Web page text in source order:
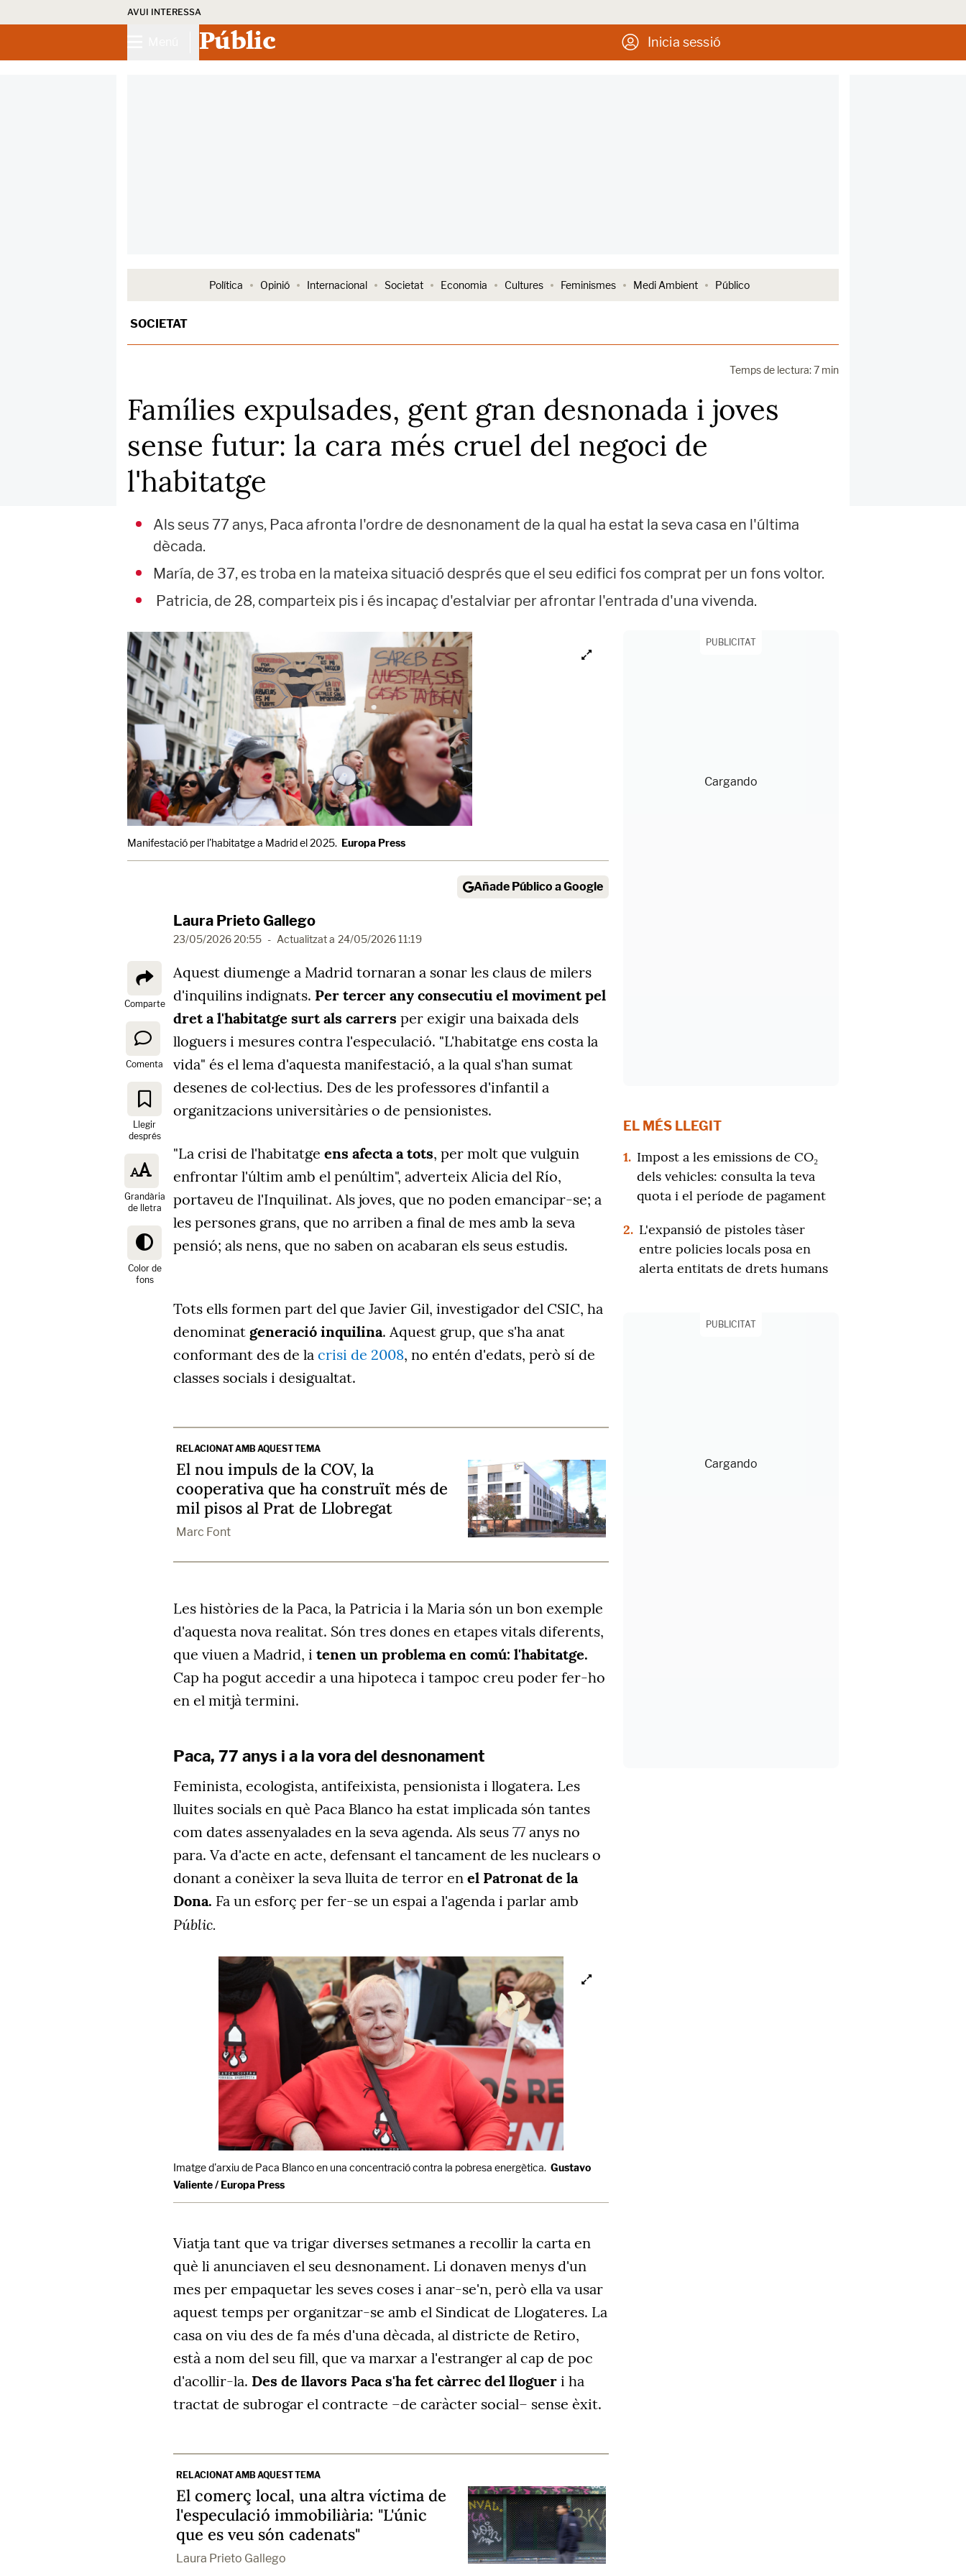
AVUI INTERESSA
Públic Inicia sessió
Política Opinió Internacional Societat Economia Cultures Feminismes Medi Ambient Público
SOCIETAT
Temps de lectura: 7 min
Famílies expulsades, gent gran desnonada i joves
sense futur: la cara més cruel del negoci de
l'habitatge
Als seus 77 anys, Paca afronta l'ordre de desnonament de la qual ha estat la seva casa en l'última
dècada.
María, de 37, es troba en la mateixa situació després que el seu edifici fos comprat per un fons voltor.
Patricia, de 28, comparteix pis i és incapaç d'estalviar per afrontar l'entrada d'una vivenda.
Manifestació per l'habitatge a Madrid el 2025. Europa Press
Añade Público a Google
Laura Prieto Gallego
23/05/2026 20:55 - Actualitzat a 24/05/2026 11:19
Comparte
Comenta
Llegir
després
Grandària
de lletra
Color de
fons
Aquest diumenge a Madrid tornaran a sonar les claus de milers
d'inquilins indignats. Per tercer any consecutiu el moviment pel
dret a l'habitatge surt als carrers per exigir una baixada dels
lloguers i mesures contra l'especulació. "L'habitatge ens costa la
vida" és el lema d'aquesta manifestació, a la qual s'han sumat
desenes de col·lectius. Des de les professores d'infantil a
organitzacions universitàries o de pensionistes.
"La crisi de l'habitatge ens afecta a tots, per molt que vulguin
enfrontar l'últim amb el penúltim", adverteix Alicia del Río,
portaveu de l'Inquilinat. Als joves, que no poden emancipar-se; a
les persones grans, que no arriben a final de mes amb la seva
pensió; als nens, que no saben on acabaran els seus estudis.
Tots ells formen part del que Javier Gil, investigador del CSIC, ha
denominat generació inquilina. Aquest grup, que s'ha anat
conformant des de la crisi de 2008, no entén d'edats, però sí de
classes socials i desigualtat.
RELACIONAT AMB AQUEST TEMA
El nou impuls de la COV, la
cooperativa que ha construït més de
mil pisos al Prat de Llobregat
Marc Font
Les històries de la Paca, la Patricia i la Maria són un bon exemple
d'aquesta nova realitat. Són tres dones en etapes vitals diferents,
que viuen a Madrid, i tenen un problema en comú: l'habitatge.
Cap ha pogut accedir a una hipoteca i tampoc creu poder fer-ho
en el mitjà termini.
Paca, 77 anys i a la vora del desnonament
Feminista, ecologista, antifeixista, pensionista i llogatera. Les
lluites socials en què Paca Blanco ha estat implicada són tantes
com dates assenyalades en la seva agenda. Als seus 77 anys no
para. Va d'acte en acte, defensant el tancament de les nuclears o
donant a conèixer la seva lluita de terror en el Patronat de la
Dona. Fa un esforç per fer-se un espai a l'agenda i parlar amb
Públic.
Imatge d'arxiu de Paca Blanco en una concentració contra la pobresa energètica. Gustavo
Valiente / Europa Press
Viatja tant que va trigar diverses setmanes a recollir la carta en
què li anunciaven el seu desnonament. Li donaven menys d'un
mes per empaquetar les seves coses i anar-se'n, però ella va usar
aquest temps per organitzar-se amb el Sindicat de Llogateres. La
casa on viu des de fa més d'una dècada, al districte de Retiro,
està a nom del seu fill, que va marxar a l'estranger al cap de poc
d'acollir-la. Des de llavors Paca s'ha fet càrrec del lloguer i ha
tractat de subrogar el contracte –de caràcter social– sense èxit.
RELACIONAT AMB AQUEST TEMA
El comerç local, una altra víctima de
l'especulació immobiliària: "L'únic
que es veu són cadenats"
Laura Prieto Gallego
PUBLICITAT
EL MÉS LLEGIT
1. Impost a les emissions de CO₂
dels vehicles: consulta la teva
quota i el període de pagament
2. L'expansió de pistoles tàser
entre policies locals posa en
alerta entitats de drets humans
PUBLICITAT